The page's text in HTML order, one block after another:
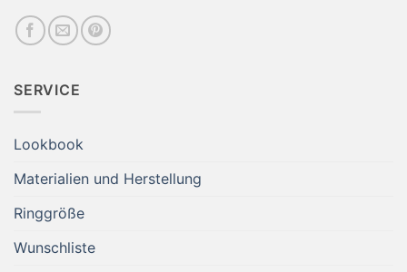
SERVICE
Lookbook
Materialien und Herstellung
Ringgröße
Wunschliste